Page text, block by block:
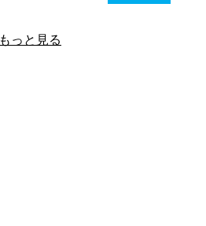
もっと見る